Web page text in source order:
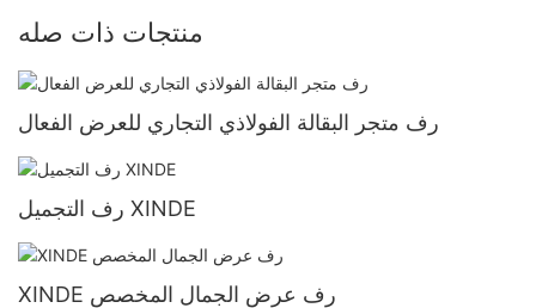
منتجات ذات صله
رف متجر البقالة الفولاذي التجاري للعرض الفعال
رف التجميل XINDE
XINDE رف عرض الجمال المخصص